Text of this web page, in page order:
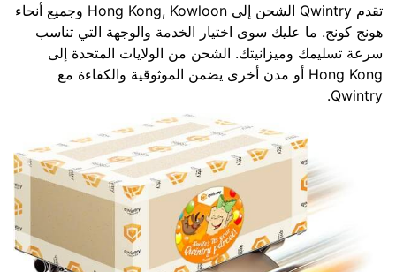
تقدم Qwintry الشحن إلى Hong Kong, Kowloon وجميع أنحاء
هونج كونج. ما عليك سوى اختيار الخدمة والوجهة التي تناسب
سرعة تسليمك وميزانيتك. الشحن من الولايات المتحدة إلى
Hong Kong أو مدن أخرى يضمن الموثوقية والكفاءة مع
Qwintry.